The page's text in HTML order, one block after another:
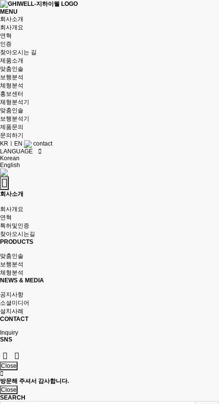
MENU
회사소개
회사개요
연혁
인증
찾아오시는 길
제품소개
맞춤인솔
보행분석
체형분석
홍보센터
체형분석기
맞춤인솔
보행분석기
제품문의
문의하기
KR
EN
contact
LANGUAGE
Korean
English
회사소개
회사개요
연혁
특허및인증
찾아오시는길
PRODUCTS
맞춤인솔
보행분석
체형분석
NEWS & MEDIA
공지사항
소셜미디어
설치사례
CONTACT
Inquiry
SNS
Close
방문해 주셔서 감사합니다.
Close
SEARCH